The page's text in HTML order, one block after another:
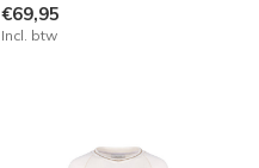
€69,95
Incl. btw